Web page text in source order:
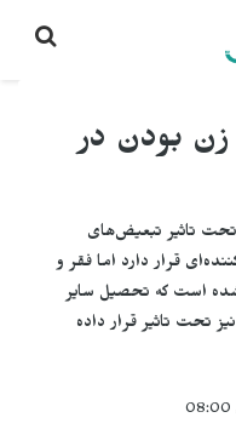
زن بودن در
تاثیر تبعیض‌های
قرار دارد اما فقر و
است که تحصیل سایر
تحت تاثیر قرار داده